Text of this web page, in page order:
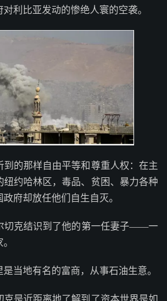
利比亚发动的惨绝人寰的空袭。
到的那样自由平等和尊重人权：在主
约哈林区，毒品、贫困、暴力各种
府却放任他们自生自灭。
切克结识到了他的第一任妻子——一
当地有名的富商，从事石油生意。